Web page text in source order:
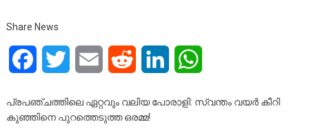
Share News
FacebookTwitter Email Reddit LinkedIn
പ്രപഞ്ചത്തിലെ ഏറ്റവും വലിയ പോരാളി: സ്വന്തം വയർ കീറി
കുഞ്ഞിനെ പുറത്തെടുത്ത ഒരമ്മ!